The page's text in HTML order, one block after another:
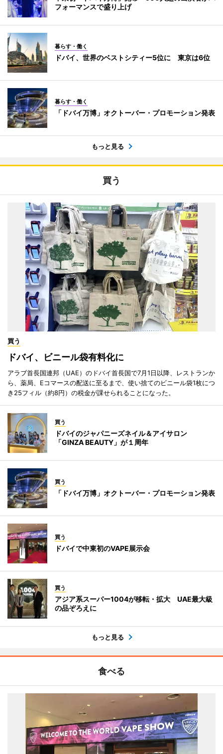
フォーマンスで盛り上げ
暮らす・働く
ドバイ、世界のベストシティー5位に 東京は6位
暮らす・働く
「ドバイ万博」オクトーバー・プロモーション発表
もっと見る
買う
買う
ドバイ、ビニール袋有料化に
アラブ首長国連邦（UAE）のドバイ首長国で7月1日以降、レストランか
ら、薬局、Eコマースの配送に至るまで、使い捨てのビニール袋1枚につ
き25フィル（約8円）の税金が課せられることになった。
買う
ドバイのジャパニーズネイル＆アイサロン
「GINZA BEAUTY」が１周年
買う
「ドバイ万博」オクトーバー・プロモーション発表
買う
ドバイで中東初のVAPE展示会
買う
アジア系スーパー1004が移転・拡大 UAE最大級
の品ぞろえに
もっと見る
食べる